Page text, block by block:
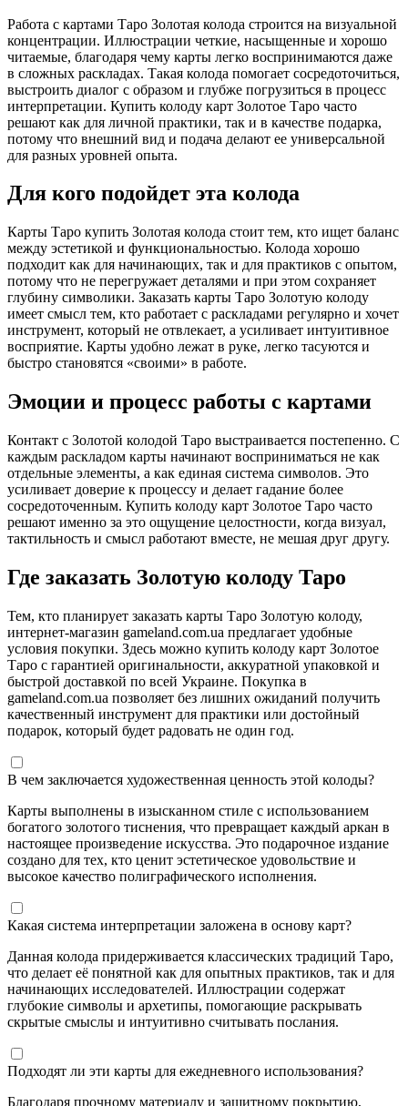
Работа с картами Таро Золотая колода строится на визуальной
концентрации. Иллюстрации четкие, насыщенные и хорошо
читаемые, благодаря чему карты легко воспринимаются даже
в сложных раскладах. Такая колода помогает сосредоточиться,
выстроить диалог с образом и глубже погрузиться в процесс
интерпретации. Купить колоду карт Золотое Таро часто
решают как для личной практики, так и в качестве подарка,
потому что внешний вид и подача делают ее универсальной
для разных уровней опыта.
Для кого подойдет эта колода
Карты Таро купить Золотая колода стоит тем, кто ищет баланс
между эстетикой и функциональностью. Колода хорошо
подходит как для начинающих, так и для практиков с опытом,
потому что не перегружает деталями и при этом сохраняет
глубину символики. Заказать карты Таро Золотую колоду
имеет смысл тем, кто работает с раскладами регулярно и хочет
инструмент, который не отвлекает, а усиливает интуитивное
восприятие. Карты удобно лежат в руке, легко тасуются и
быстро становятся «своими» в работе.
Эмоции и процесс работы с картами
Контакт с Золотой колодой Таро выстраивается постепенно. С
каждым раскладом карты начинают восприниматься не как
отдельные элементы, а как единая система символов. Это
усиливает доверие к процессу и делает гадание более
сосредоточенным. Купить колоду карт Золотое Таро часто
решают именно за это ощущение целостности, когда визуал,
тактильность и смысл работают вместе, не мешая друг другу.
Где заказать Золотую колоду Таро
Тем, кто планирует заказать карты Таро Золотую колоду,
интернет-магазин gameland.com.ua предлагает удобные
условия покупки. Здесь можно купить колоду карт Золотое
Таро с гарантией оригинальности, аккуратной упаковкой и
быстрой доставкой по всей Украине. Покупка в
gameland.com.ua позволяет без лишних ожиданий получить
качественный инструмент для практики или достойный
подарок, который будет радовать не один год.
В чем заключается художественная ценность этой колоды?
Карты выполнены в изысканном стиле с использованием
богатого золотого тиснения, что превращает каждый аркан в
настоящее произведение искусства. Это подарочное издание
создано для тех, кто ценит эстетическое удовольствие и
высокое качество полиграфического исполнения.
Какая система интерпретации заложена в основу карт?
Данная колода придерживается классических традиций Таро,
что делает её понятной как для опытных практиков, так и для
начинающих исследователей. Иллюстрации содержат
глубокие символы и архетипы, помогающие раскрывать
скрытые смыслы и интуитивно считывать послания.
Подходят ли эти карты для ежедневного использования?
Благодаря прочному материалу и защитному покрытию,